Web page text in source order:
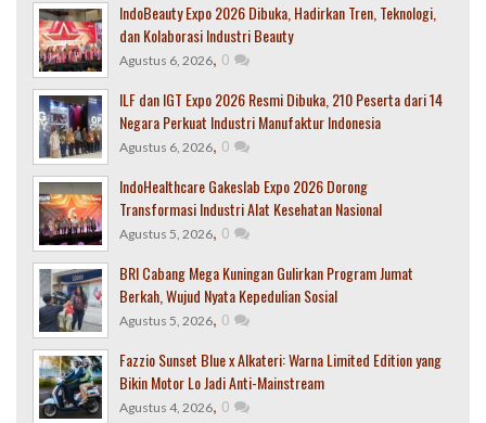
IndoBeauty Expo 2026 Dibuka, Hadirkan Tren, Teknologi,
dan Kolaborasi Industri Beauty
Agustus 6, 2026, 0
ILF dan IGT Expo 2026 Resmi Dibuka, 210 Peserta dari 14
Negara Perkuat Industri Manufaktur Indonesia
Agustus 6, 2026, 0
IndoHealthcare Gakeslab Expo 2026 Dorong
Transformasi Industri Alat Kesehatan Nasional
Agustus 5, 2026, 0
BRI Cabang Mega Kuningan Gulirkan Program Jumat
Berkah, Wujud Nyata Kepedulian Sosial
Agustus 5, 2026, 0
Fazzio Sunset Blue x Alkateri: Warna Limited Edition yang
Bikin Motor Lo Jadi Anti-Mainstream
Agustus 4, 2026, 0